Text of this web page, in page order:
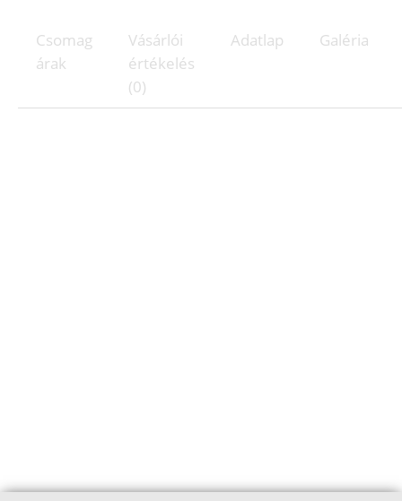
Csomag
árak
Vásárlói
értékelés
(0)
Adatlap Galéria